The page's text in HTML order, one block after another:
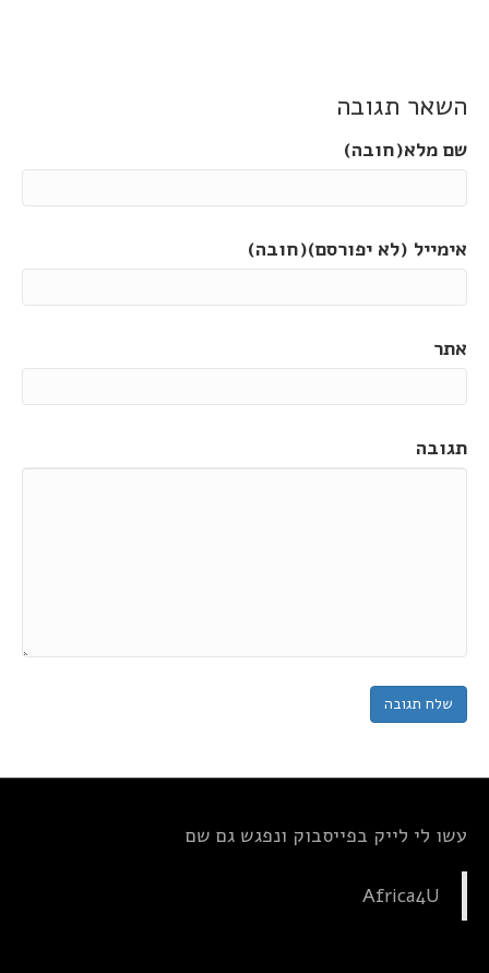
השאר תגובה
שם מלא(חובה)
אימייל (לא יפורסם)(חובה)
אתר
תגובה
עשו לי לייק בפייסבוק ונפגש גם שם
Africa4U